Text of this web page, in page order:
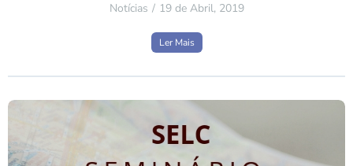
Notícias 19 de Abril, 2019
Ler Mais